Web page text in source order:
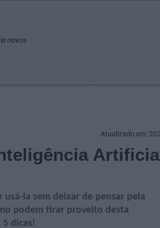
la sem deixar de pensar pela
podem tirar proveito desta
dicas!
Atualizado em:
novos